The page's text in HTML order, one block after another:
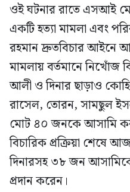
ওই ঘটনার রাতে এসআই
একটি হত্যা মামলা এবং
রহমান দ্রুতবিচার আইনে
মামলায় বর্তমানে নিখোঁজ
আলী ও দিনার ছাড়াও
রাসেল, তোরন, সামছুল
মোট ৪০ জনকে আসামি
বিচারিক প্রক্রিয়া
দিনারসহ ৩৮ জন
প্রদান করেন।